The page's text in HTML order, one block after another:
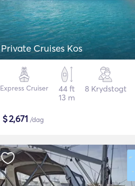
Private Cruises Kos
Express Cruiser
44 ft
13 m
8 Krydstogt
$2,671 /dag